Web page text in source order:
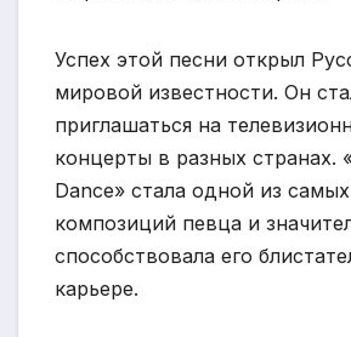
Успех этой песни открыл
мировой известности. Он
приглашаться на
концерты в разных странах.
Dance» стала одной из
композиций певца и
способствовала его
карьере.